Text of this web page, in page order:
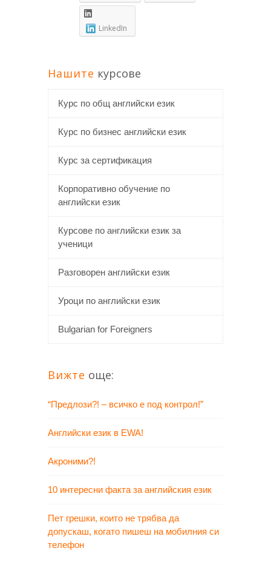
LinkedIn
Нашите курсове
Курс по общ английски език
Курс по бизнес английски език
Курс за сертификация
Корпоративно обучение по
английски език
Курсове по английски език за
ученици
Разговорен английски език
Уроци по английски език
Bulgarian for Foreigners
Вижте още:
“Предлози?! – всичко е под контрол!”
Английски език в EWA!
Акроними?!
10 интересни факта за английския език
Пет грешки, които не трябва да
допускаш, когато пишеш на мобилния си
телефон